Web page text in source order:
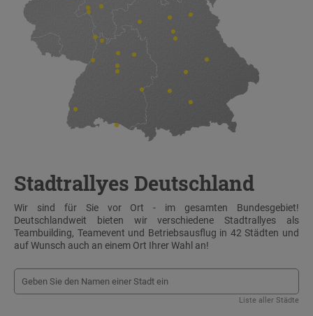
Stadtrallyes Deutschland
Wir sind für Sie vor Ort - im gesamten Bundesgebiet!
Deutschlandweit bieten wir verschiedene Stadtrallyes als
Teambuilding, Teamevent und Betriebsausflug in 42 Städten und
auf Wunsch auch an einem Ort Ihrer Wahl an!
Liste aller Städte